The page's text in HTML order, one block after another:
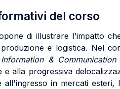
del corso
di illustrare l'impatto
e logistica. Nel
Information & Communication
e alla progressiva
all'ingresso in mercati